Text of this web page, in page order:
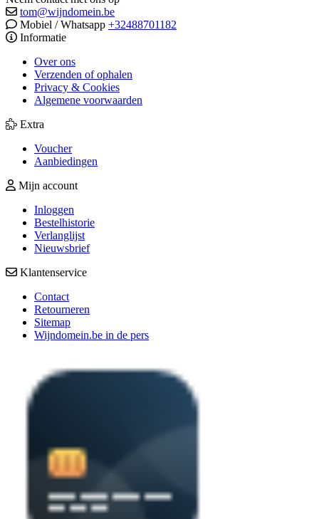
tom@wijndomein.be
Mobiel / Whatsapp +32488701182
Informatie
Over ons
Verzenden of ophalen
Privacy & Cookies
Algemene voorwaarden
Extra
Voucher
Aanbiedingen
Mijn account
Inloggen
Bestelhistorie
Verlanglijst
Nieuwsbrief
Klantenservice
Contact
Retourneren
Sitemap
Wijndomein.be in de pers